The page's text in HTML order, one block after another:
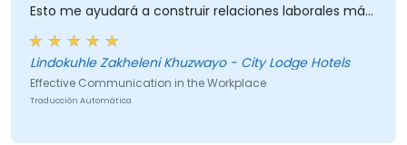
Esto me ayudará a construir relaciones laborales más
Lindokuhle Zakheleni Khuzwayo - City Lodge Hotels
Effective Communication in the Workplace
Traducción Automática